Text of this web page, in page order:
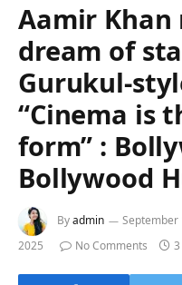
Aamir Khan
dream of
Gurukul-
“Cinema is
form” :
Bollywood
Byadmin September
2025
No Comments